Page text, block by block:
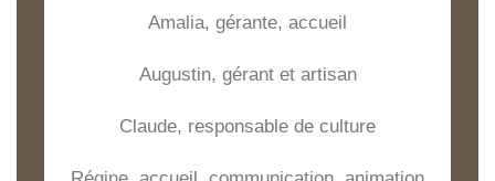
Amalia, gérante, accueil
Augustin, gérant et artisan
Claude, responsable de culture